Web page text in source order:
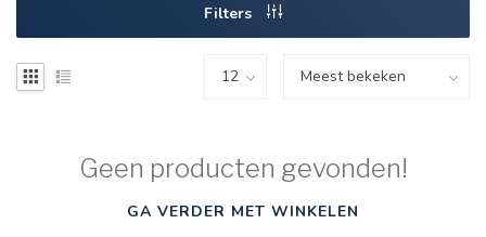
Filters
Geen producten gevonden!
GA VERDER MET WINKELEN